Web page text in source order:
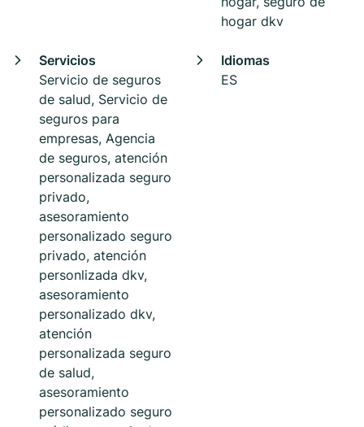
hogar dkv
Servicios
Servicio de seguros
de salud, Servicio de
seguros para
empresas, Agencia
de seguros, atención
personalizada seguro
privado,
asesoramiento
personalizado seguro
privado, atención
personlizada dkv,
asesoramiento
personalizado dkv,
atención
personalizada seguro
de salud,
asesoramiento
personalizado seguro
Idiomas
ES